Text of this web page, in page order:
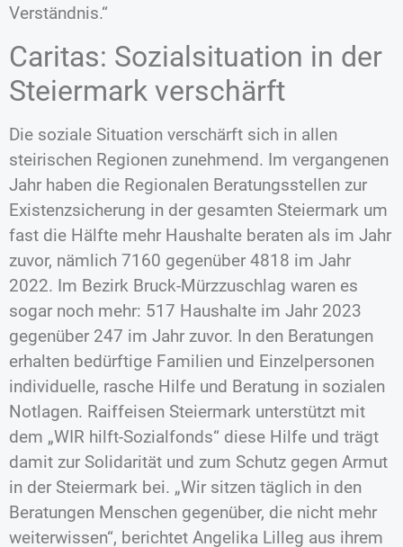
Verständnis.“
Caritas: Sozialsituation in der
Steiermark verschärft
Die soziale Situation verschärft sich in allen
steirischen Regionen zunehmend. Im vergangenen
Jahr haben die Regionalen Beratungsstellen zur
Existenzsicherung in der gesamten Steiermark um
fast die Hälfte mehr Haushalte beraten als im Jahr
zuvor, nämlich 7160 gegenüber 4818 im Jahr
2022. Im Bezirk Bruck-Mürzzuschlag waren es
sogar noch mehr: 517 Haushalte im Jahr 2023
gegenüber 247 im Jahr zuvor. In den Beratungen
erhalten bedürftige Familien und Einzelpersonen
individuelle, rasche Hilfe und Beratung in sozialen
Notlagen. Raiffeisen Steiermark unterstützt mit
dem „WIR hilft-Sozialfonds“ diese Hilfe und trägt
damit zur Solidarität und zum Schutz gegen Armut
in der Steiermark bei. „Wir sitzen täglich in den
Beratungen Menschen gegenüber, die nicht mehr
weiterwissen“, berichtet Angelika Lilleg aus ihrem